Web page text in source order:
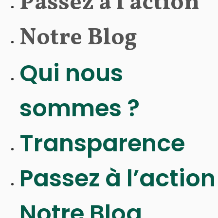
Notre Blog
Qui nous
sommes ?
Transparence
Passez à l’action